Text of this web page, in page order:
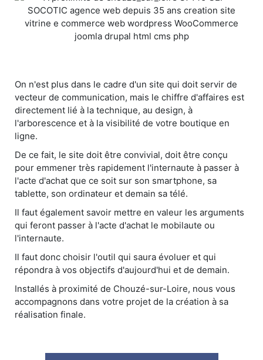
On n'est plus dans le cadre d'un site qui doit servir de
vecteur de communication, mais le chiffre d'affaires est
directement lié à la technique, au design, à
l'arborescence et à la visibilité de votre boutique en
ligne.
De ce fait, le site doit être convivial, doit être conçu
pour emmener très rapidement l'internaute à passer à
l'acte d'achat que ce soit sur son smartphone, sa
tablette, son ordinateur et demain sa télé.
Il faut également savoir mettre en valeur les arguments
qui feront passer à l'acte d'achat le mobilaute ou
l'internaute.
Il faut donc choisir l'outil qui saura évoluer et qui
répondra à vos objectifs d'aujourd'hui et de demain.
Installés à proximité de Chouzé-sur-Loire, nous vous
accompagnons dans votre projet de la création à sa
réalisation finale.